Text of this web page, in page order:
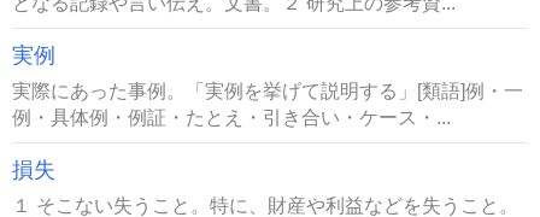
実例
実際にあった事例。「実例を挙げて説明する」[類語]例・一
例・具体例・例証・たとえ・引き合い・ケース・...
損失
１ そこない失うこと。特に、財産や利益などを失うこと。